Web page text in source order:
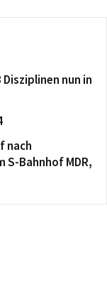
nun in
nach
Bahnhof MDR,